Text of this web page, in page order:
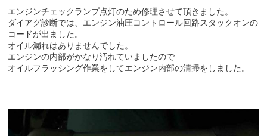
エンジンチェックランプ点灯のため修理させて頂きました。
ダイアグ診断では、エンジン油圧コントロール回路スタックオンの
コードが出ました。
オイル漏れはありませんでした。
エンジンの内部がかなり汚れていましたので
オイルフラッシング作業をしてエンジン内部の清掃をしました。